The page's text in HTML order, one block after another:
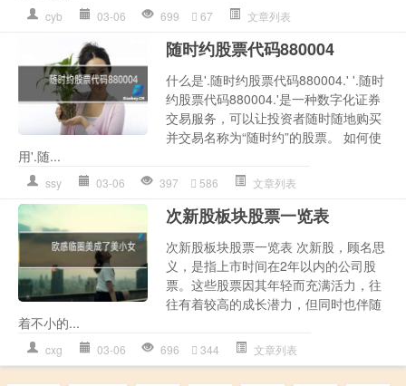
cyb 03-06 699 67 文章列表
随时约股票代码880004
什么是'.随时约股票代码880004.' '.随时
约股票代码880004.'是一种数字化证券
交易服务，可以让投资者随时随地购买
并交易名称为“随时约”的股票。 如何使
用'.随...
ssy 03-06 397 586 文章列表
次新股板块股票一览表
次新股板块股票一览表 次新股，顾名思
义，是指上市时间在2年以内的公司股
票。这些股票因其年轻而充满活力，往
往有着较高的成长潜力，但同时也伴随
着不小的...
cxg 03-06 696 344 文章列表